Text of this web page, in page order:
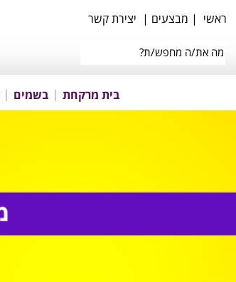
ראשי | מבצעים | יצירת קשר
בית מרקחת בשמים